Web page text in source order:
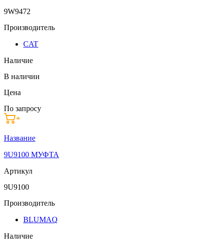
9W9472
Производитель
CAT
Наличие
В наличии
Цена
По запросу
Название
9U9100 МУФТА
Артикул
9U9100
Производитель
BLUMAQ
Наличие